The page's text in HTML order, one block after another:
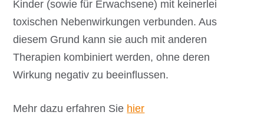
Kinder (sowie für Erwachsene) mit keinerlei
toxischen Nebenwirkungen verbunden. Aus
diesem Grund kann sie auch mit anderen
Therapien kombiniert werden, ohne deren
Wirkung negativ zu beeinflussen.
Mehr dazu erfahren Sie hier